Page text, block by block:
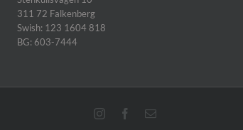
311 72 Falkenberg
Swish: 123 1604 818
BG: 603-7444
InstagramFacebook
E-